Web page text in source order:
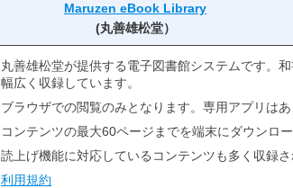
Maruzen eBook Library
(丸善雄松堂）
丸善雄松堂が提供する電子図書館システムです。
幅広く収録しています。
ブラウザでの閲覧のみとなります。専用アプリはあ
コンテンツの最大60ページまでを端末にダウンロ
読上げ機能に対応しているコンテンツも多く収録さ
利用規約